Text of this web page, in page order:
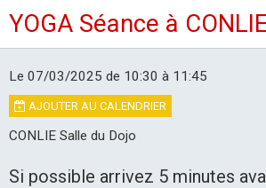
YOGA Séance à
Le 07/03/2025 de 10:30 à 11:45
AJOUTER AU CALENDRIER
CONLIE Salle du Dojo
Si possible arrivez 5 minutes